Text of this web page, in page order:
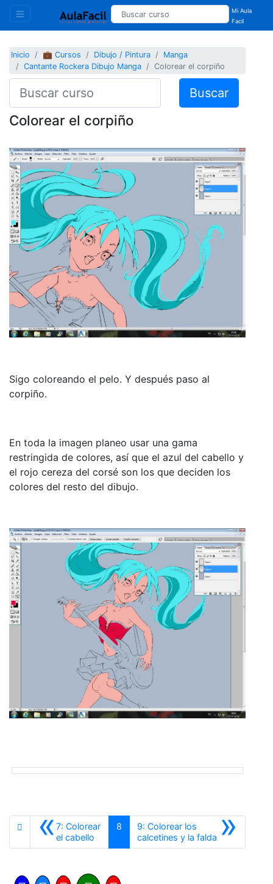
Mi Aula
Facil
Inicio 💼 Cursos Dibujo / Pintura
Manga
Cantante Rockera Dibujo Manga
Colorear el corpiño
Buscar
Colorear el corpiño
Sigo coloreando el pelo. Y después paso al
corpiño.
En toda la imagen planeo usar una gama
restringida de colores, así que el azul del cabello y
el rojo cereza del corsé son los que deciden los
colores del resto del dibujo.
«7: Colorear
el cabello
8 »
9: Colorear los
calcetines y la faldaSiguiente